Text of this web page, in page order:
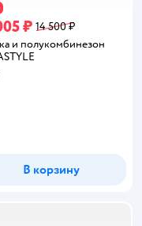
₽ 14 500 ₽
и полукомбинезон
В корзину